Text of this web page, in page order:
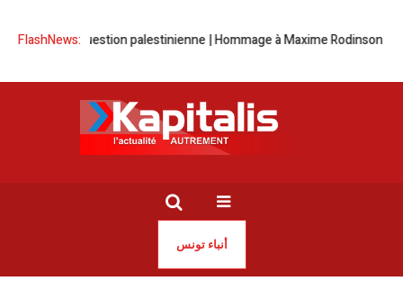
FlashNews:
et question palestinienne | Hommage à Maxime Rodinson
أنباء تونس